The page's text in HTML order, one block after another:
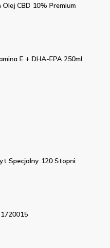
CBD 10% Premium
E + DHA-EPA 250ml
Specjalny 120 Stopni